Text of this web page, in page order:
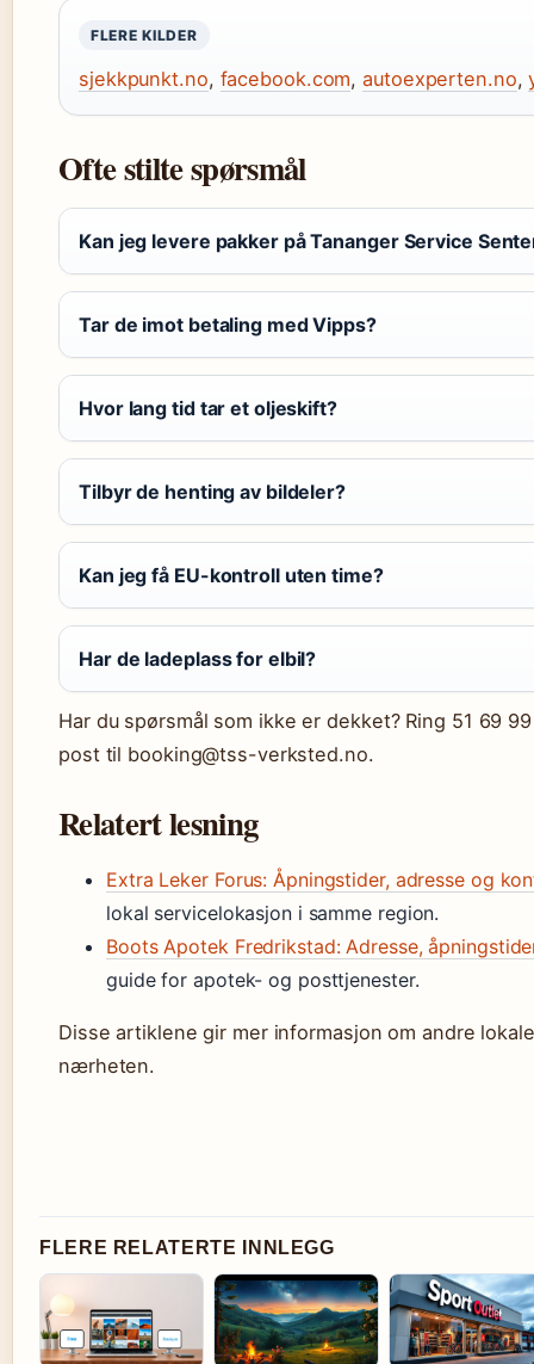
FLERE KILDER
sjekkpunkt.no, facebook.com,autoexperten.no,
Ofte stilte spørsmål
Kan jeg levere pakker på Tananger Service
Tar de imot betaling med Vipps?
Hvor lang tid tar et oljeskift?
Tilbyr de henting av bildeler?
Kan jeg få EU-kontroll uten time?
Har de ladeplass for elbil?
Har du spørsmål som ikke er dekket? Ring 51 69
post til booking@tss-verksted.no.
Relatert lesning
Extra Leker Forus: Åpningstider, adresse og
lokal servicelokasjon i samme region.
Boots Apotek Fredrikstad: Adresse,
guide for apotek- og posttjenester.
Disse artiklene gir mer informasjon om andre
nærheten.
FLERE RELATERTE INNLEGG